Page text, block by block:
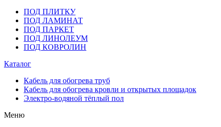
ПОД ПЛИТКУ
ПОД ЛАМИНАТ
ПОД ПАРКЕТ
ПОД ЛИНОЛЕУМ
ПОД КОВРОЛИН
Каталог
Кабель для обогрева труб
Кабель для обогрева кровли и открытых площадок
Электро-водяной тёплый пол
Меню